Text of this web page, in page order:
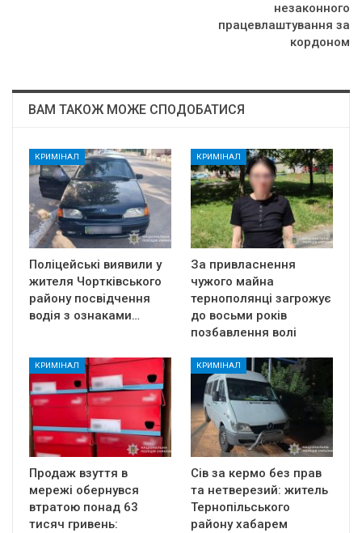
незаконного
працевлаштування за
кордоном
ВАМ ТАКОЖ МОЖЕ СПОДОБАТИСЯ
КРИМІНАЛ
Поліцейські виявили у
жителя Чортківського
району посвідчення
водія з ознаками…
КРИМІНАЛ
За привласнення
чужого майна
тернополянці загрожує
до восьми років
позбавлення волі
КРИМІНАЛ
Продаж взуття в
мережі обернувся
втратою понад 63
тисяч гривень:
КРИМІНАЛ
Сів за кермо без прав
та нетверезий: житель
Тернопільського
району хабарем